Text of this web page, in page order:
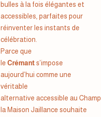
bulles à la fois élégantes et
accessibles, parfaites pour
réinventer les instants de
célébration.
Parce que
le Crémants’impose
aujourd’hui comme une
véritable
alternative accessible au
la Maison Jaillance souhaite